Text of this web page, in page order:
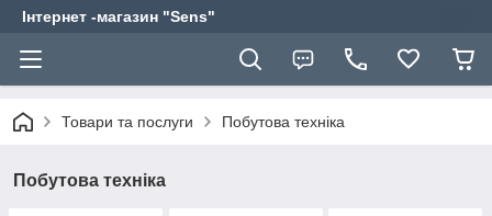
Інтернет -магазин "Sens"
Товари та послуги Побутова техніка
Побутова техніка